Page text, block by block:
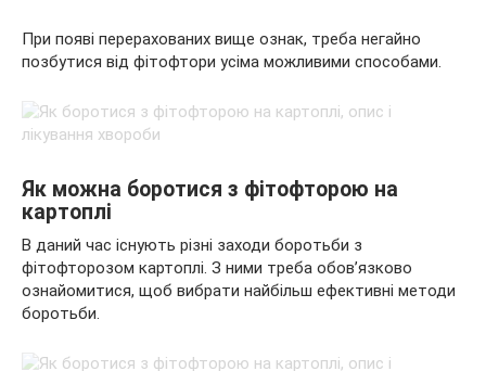
При появі перерахованих вище ознак, треба негайно
позбутися від фітофтори усіма можливими способами.
Як можна боротися з фітофторою на
картоплі
В даний час існують різні заходи боротьби з
фітофторозом картоплі. З ними треба обов’язково
ознайомитися, щоб вибрати найбільш ефективні методи
боротьби.